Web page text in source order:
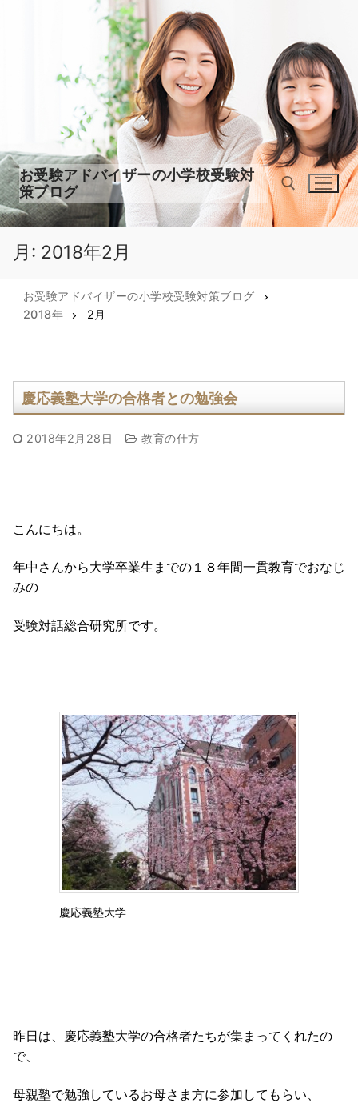
キ
ッ
プ
お受験アドバイザーの小学校受験対
策ブログ
月: 2018年2月
お受験アドバイザーの小学校受験対策ブログ
2018年
2月
慶応義塾大学の合格者との勉強会
2018年2月28日 教育の仕方
こんにちは。
年中さんから大学卒業生までの１８年間一貫教育でおなじ
みの
受験対話総合研究所です。
慶応義塾大学
昨日は、慶応義塾大学の合格者たちが集まってくれたの
で、
母親塾で勉強しているお母さま方に参加してもらい、